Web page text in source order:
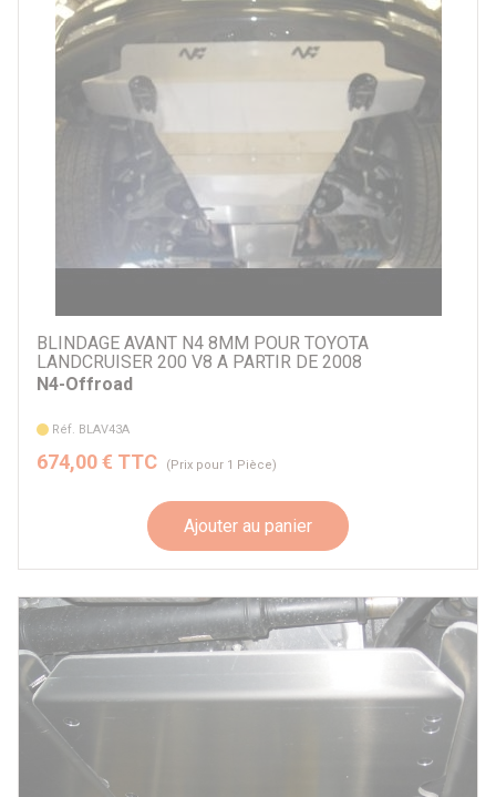
BLINDAGE AVANT N4 8MM POUR TOYOTA
LANDCRUISER 200 V8 A PARTIR DE 2008
N4-Offroad
Réf. BLAV43A
674,00 € TTC (Prix pour 1 Pièce)
Ajouter au panier